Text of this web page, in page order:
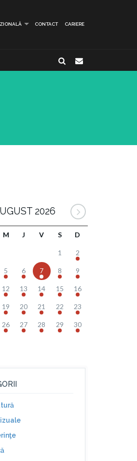
CONTACT CARIERE
2026
M J V S D
1 2
5 6 7 8 9
12 13 14 15 16
19 20 21 22 23
26 27 28 29 30